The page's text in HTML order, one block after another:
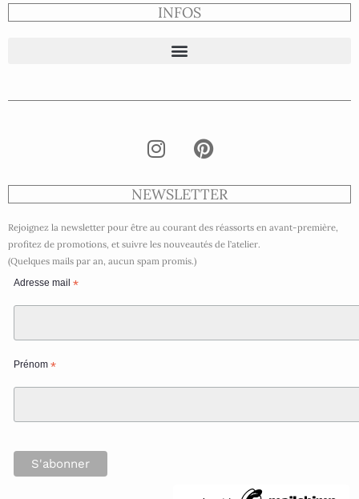
INFOS
NEWSLETTER
Rejoignez la newsletter pour être au courant des réassorts en avant-première,
profitez de promotions, et suivre les nouveautés de l’atelier.
(Quelques mails par an, aucun spam promis.)
Adresse mail *
Prénom *